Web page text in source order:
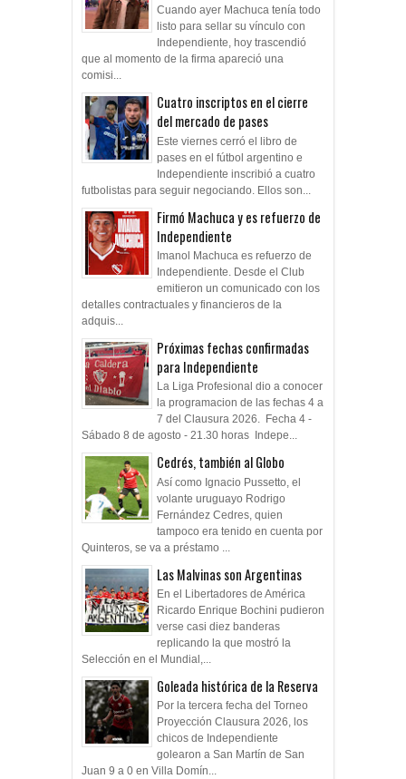
Cuando ayer Machuca tenía todo
listo para sellar su vínculo con
Independiente, hoy trascendió
que al momento de la firma apareció una
comisi...
Cuatro inscriptos en el cierre
del mercado de pases
Este viernes cerró el libro de
pases en el fútbol argentino e
Independiente inscribió a cuatro
futbolistas para seguir negociando. Ellos son...
Firmó Machuca y es refuerzo de
Independiente
Imanol Machuca es refuerzo de
Independiente. Desde el Club
emitieron un comunicado con los
detalles contractuales y financieros de la
adquis...
Próximas fechas confirmadas
para Independiente
La Liga Profesional dio a conocer
la programacion de las fechas 4 a
7 del Clausura 2026. Fecha 4 -
Sábado 8 de agosto - 21.30 horas Indepe...
Cedrés, también al Globo
Así como Ignacio Pussetto, el
volante uruguayo Rodrigo
Fernández Cedres, quien
tampoco era tenido en cuenta por
Quinteros, se va a préstamo ...
Las Malvinas son Argentinas
En el Libertadores de América
Ricardo Enrique Bochini pudieron
verse casi diez banderas
replicando la que mostró la
Selección en el Mundial,...
Goleada histórica de la Reserva
Por la tercera fecha del Torneo
Proyección Clausura 2026, los
chicos de Independiente
golearon a San Martín de San
Juan 9 a 0 en Villa Domín...